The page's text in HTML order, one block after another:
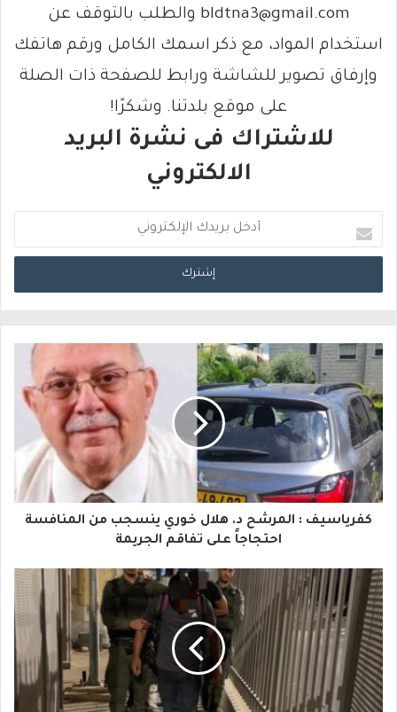
bldtna3@gmail.com والطلب بالتوقف عن
استخدام المواد، مع ذكر اسمك الكامل ورقم هاتفك
وإرفاق تصوير للشاشة ورابط للصفحة ذات الصلة
على موقع بلدتنا. وشكرًا!
للاشتراك فى نشرة البريد
الالكتروني
د
خ
ب
ي
د
ك
ا
إ
ل
ك
ت
ر
كفرياسيف : المرشح د. هلال خوري ينسجب من المنافسة
احتجاجاً على تفاقم الجريمة